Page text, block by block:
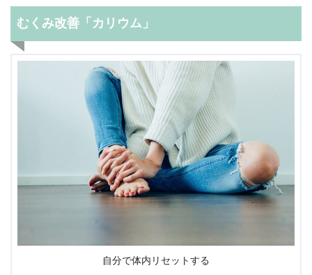
むくみ改善「カリウム」
自分で体内リセットする